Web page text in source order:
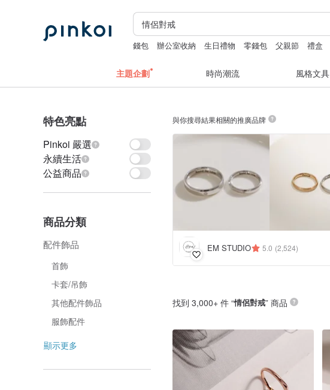
錢包 辦公室收納 生日禮物 零錢包 父親節 禮盒
主題企劃 時尚潮流 風格文具
特色亮點
Pinkoi 嚴選
永續生活
公益商品
商品分類
配件飾品
首飾
卡套/吊飾
其他配件飾品
服飾配件
顯示更多
與你搜尋結果相關的推廣品牌
EM STUDIO 5.0 (2,524)
找到 3,000+ 件 “情侶對戒” 商品